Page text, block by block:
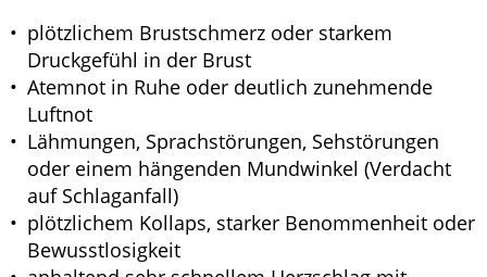
plötzlichem Brustschmerz oder starkem
Druckgefühl in der Brust
Atemnot in Ruhe oder deutlich zunehmende
Luftnot
Lähmungen, Sprachstörungen, Sehstörungen
oder einem hängenden Mundwinkel (Verdacht
auf Schlaganfall)
plötzlichem Kollaps, starker Benommenheit oder
Bewusstlosigkeit